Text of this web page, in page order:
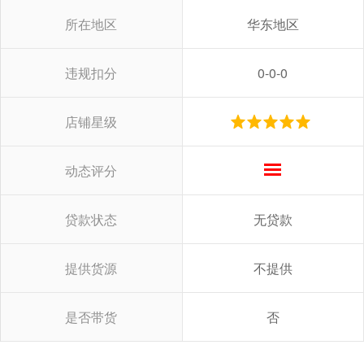
所在地区 华东地区
违规扣分 0-0-0
店铺星级
动态评分
贷款状态 无贷款
提供货源 不提供
是否带货 否